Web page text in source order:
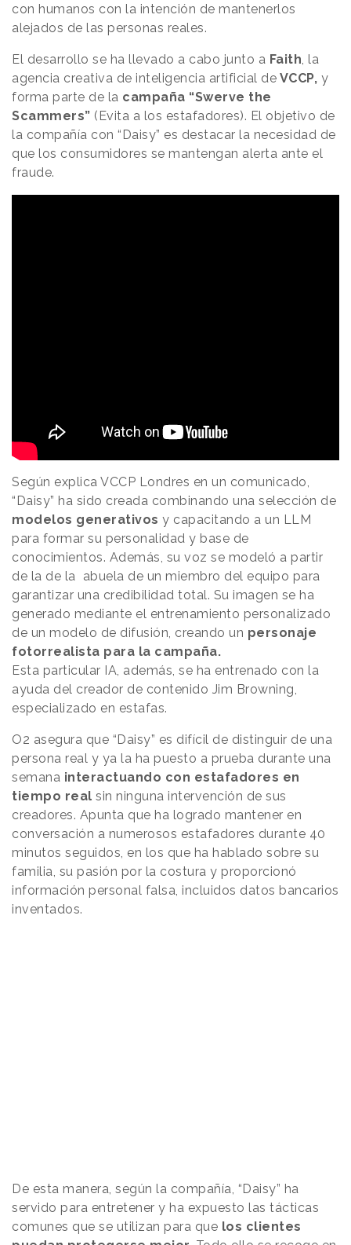
con humanos con la intención de mantenerlos
alejados de las personas reales.
El desarrollo se ha llevado a cabo junto a Faith , la
agencia creativa de inteligencia artificial de VCCP, y
forma parte de la campaña “Swerve the
Scammers” (Evita a los estafadores). El objetivo de
la compañía con “Daisy” es destacar la necesidad de
que los consumidores se mantengan alerta ante el
fraude.
Según explica VCCP Londres en un comunicado,
“Daisy” ha sido creada combinando una selección de
modelos generativos y capacitando a un LLM
para formar su personalidad y base de
conocimientos. Además, su voz se modeló a partir
de la de la abuela de un miembro del equipo para
garantizar una credibilidad total. Su imagen se ha
generado mediante el entrenamiento personalizado
de un modelo de difusión, creando un personaje
fotorrealista para la campaña.
Esta particular IA, además, se ha entrenado con la
ayuda del creador de contenido Jim Browning,
especializado en estafas.
O2 asegura que “Daisy” es difícil de distinguir de una
persona real y ya la ha puesto a prueba durante una
semana interactuando con estafadores en
tiempo real sin ninguna intervención de sus
creadores. Apunta que ha logrado mantener en
conversación a numerosos estafadores durante 40
minutos seguidos, en los que ha hablado sobre su
familia, su pasión por la costura y proporcionó
información personal falsa, incluidos datos bancarios
inventados.
De esta manera, según la compañía, “Daisy” ha
servido para entretener y ha expuesto las tácticas
comunes que se utilizan para que los clientes